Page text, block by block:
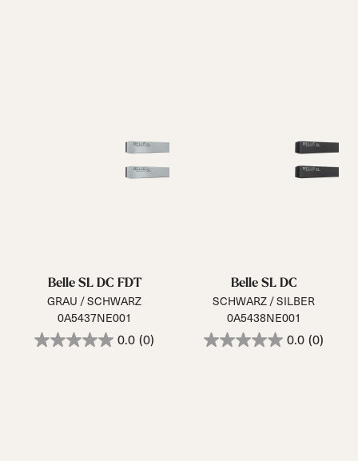
Belle SL DC FDT
GRAU / SCHWARZ
0A5437NE001
0.0 (0)
Belle SL DC
SCHWARZ / SILBER
0A5438NE001
0.0 (0)